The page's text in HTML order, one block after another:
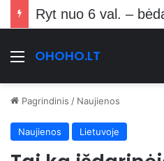
Meniu
OHOHO.LT
Pagrindinis / Naujienos
Naujienos Lietuvoje